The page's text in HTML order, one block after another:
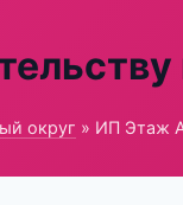
округ » ИП Этаж